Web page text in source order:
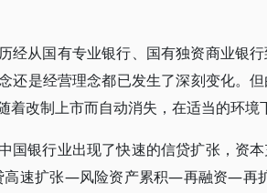
经从国有专业银行、国有独资商业银
还是经营理念都已发生了深刻变化。
改制上市而自动消失，在适当的环境
国银行业出现了快速的信贷扩张，资
高速扩张—风险资产累积—再融资—再扩